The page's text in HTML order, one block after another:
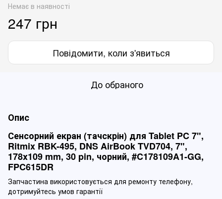
Немає в наявності
247 грн
Повідомити, коли з'явиться
До обраного
Опис
Сенсорний екран (тачскрін) для Tablet PC 7",
Ritmix RBK-495, DNS AirBook TVD704, 7",
178x109 mm, 30 pin, чорний, #C178109A1-GG,
FPC615DR
Запчастина використовується для ремонту телефону,
дотримуйтесь умов гарантії